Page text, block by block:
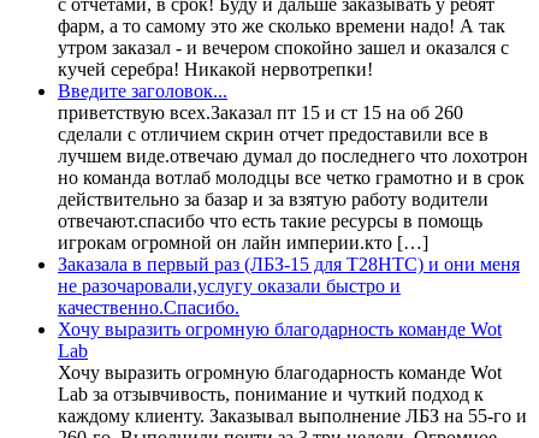
фарм, а то самому это же сколько времени надо! А так
утром заказал - и вечером спокойно зашел и оказался с
кучей серебра! Никакой нервотрепки!
Введите заголовок...
приветствую всех.Заказал пт 15 и ст 15 на об 260
сделали с отличием скрин отчет предоставили все в
лучшем виде.отвечаю думал до последнего что лохотрон
но команда вотлаб молодцы все четко грамотно и в срок
действительно за базар и за взятую работу водители
отвечают.спасибо что есть такие ресурсы в помощь
игрокам огромной он лайн империи.кто […]
Заказала в первый раз (ЛБЗ-15 для Т28НТС) и они меня
не разочаровали,услугу оказали быстро и
качественно.Спасибо.
Хочу выразить огромную благодарность команде Wot
Lab
Хочу выразить огромную благодарность команде Wot
Lab за отзывчивость, понимание и чуткий подход к
каждому клиенту. Заказывал выполнение ЛБЗ на 55-го и